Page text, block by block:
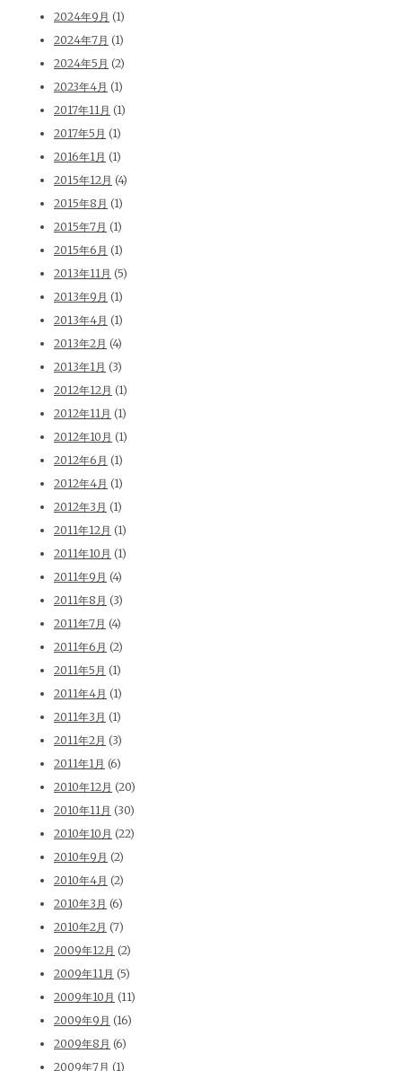
2024年9月 (1)
2024年7月 (1)
2024年5月 (2)
2023年4月 (1)
2017年11月 (1)
2017年5月 (1)
2016年1月 (1)
2015年12月 (4)
2015年8月 (1)
2015年7月 (1)
2015年6月 (1)
2013年11月 (5)
2013年9月 (1)
2013年4月 (1)
2013年2月 (4)
2013年1月 (3)
2012年12月 (1)
2012年11月 (1)
2012年10月 (1)
2012年6月 (1)
2012年4月 (1)
2012年3月 (1)
2011年12月 (1)
2011年10月 (1)
2011年9月 (4)
2011年8月 (3)
2011年7月 (4)
2011年6月 (2)
2011年5月 (1)
2011年4月 (1)
2011年3月 (1)
2011年2月 (3)
2011年1月 (6)
2010年12月 (20)
2010年11月 (30)
2010年10月 (22)
2010年9月 (2)
2010年4月 (2)
2010年3月 (6)
2010年2月 (7)
2009年12月 (2)
2009年11月 (5)
2009年10月 (11)
2009年9月 (16)
2009年8月 (6)
2009年7月 (1)